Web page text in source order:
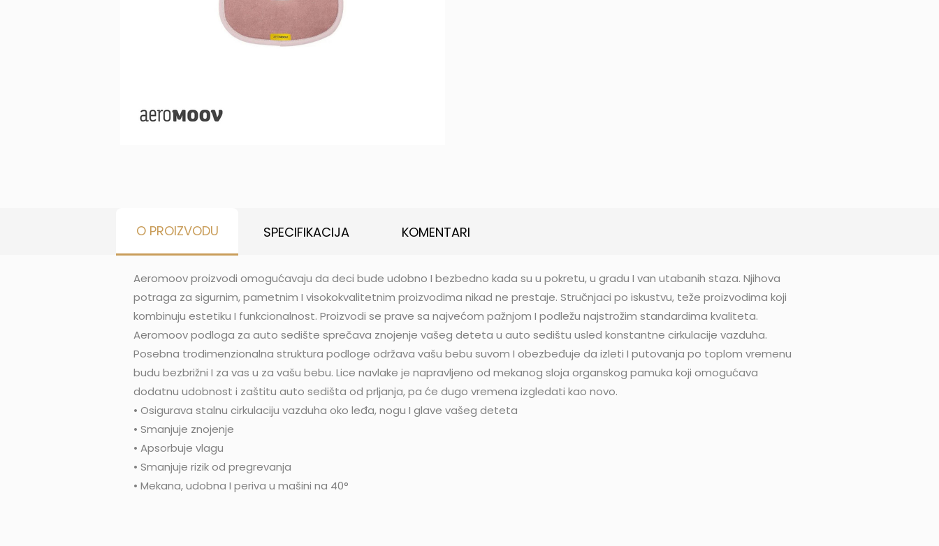
O PROIZVODU SPECIFIKACIJA KOMENTARI
Aeromoov proizvodi omogućavaju da deci bude udobno I bezbedno kada su u pokretu, u gradu I van utabanih staza. Njihova
potraga za sigurnim, pametnim I visokokvalitetnim proizvodima nikad ne prestaje. Stručnjaci po iskustvu, teže proizvodima koji
kombinuju estetiku I funkcionalnost. Proizvodi se prave sa najvećom pažnjom I podležu najstrožim standardima kvaliteta.
Aeromoov podloga za auto sedište sprečava znojenje vašeg deteta u auto sedištu usled konstantne cirkulacije vazduha.
Posebna trodimenzionalna struktura podloge održava vašu bebu suvom I obezbeđuje da izleti I putovanja po toplom vremenu
budu bezbrižni I za vas u za vašu bebu. Lice navlake je napravljeno od mekanog sloja organskog pamuka koji omogućava
dodatnu udobnost i zaštitu auto sedišta od prljanja, pa će dugo vremena izgledati kao novo.
• Osigurava stalnu cirkulaciju vazduha oko leđa, nogu I glave vašeg deteta
• Smanjuje znojenje
• Apsorbuje vlagu
• Smanjuje rizik od pregrevanja
• Mekana, udobna I periva u mašini na 40°